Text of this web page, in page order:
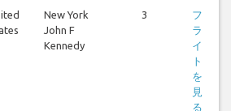
New York
John F
Kennedy
3
フ
ラ
イ
ト
を
見
る